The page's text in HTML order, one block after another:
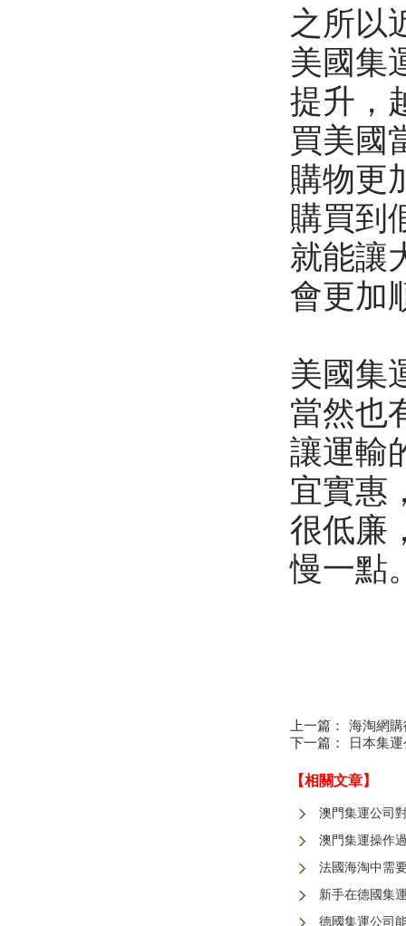
之所以
美國集
提升，
買美國
購物更
購買到
就能讓
會更加
美國集
當然也
讓運輸
宜實惠
很低廉
慢一點
上一篇：
海淘網
下一篇：
日本集
【相關文章】
澳門集運公司
澳門集運操作
法國海淘中需
新手在德國集
德國集運公司